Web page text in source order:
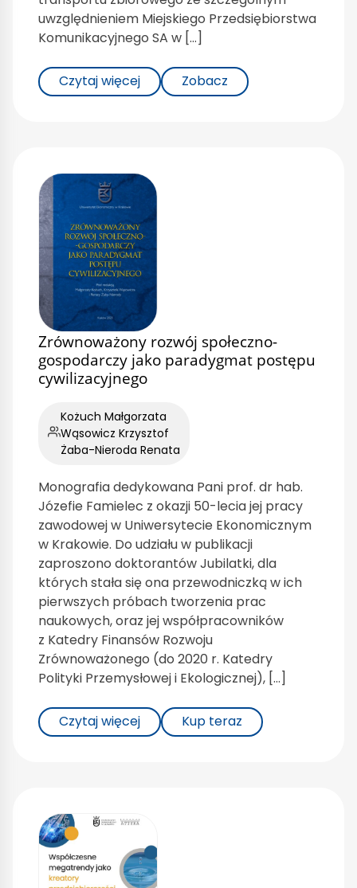
uwzględnieniem Miejskiego Przedsiębiorstwa
Komunikacyjnego SA w […]
Czytaj więcej Zobacz
Zrównoważony rozwój społeczno-
gospodarczy jako paradygmat postępu
cywilizacyjnego
Kożuch Małgorzata
Wąsowicz Krzysztof
Żaba-Nieroda Renata
Monografia dedykowana Pani prof. dr hab.
Józefie Famielec z okazji 50-lecia jej pracy
zawodowej w Uniwersytecie Ekonomicznym
w Krakowie. Do udziału w publikacji
zaproszono doktorantów Jubilatki, dla
których stała się ona przewodniczką w ich
pierwszych próbach tworzenia prac
naukowych, oraz jej współpracowników
z Katedry Finansów Rozwoju
Zrównoważonego (do 2020 r. Katedry
Polityki Przemysłowej i Ekologicznej), […]
Czytaj więcej Kup teraz